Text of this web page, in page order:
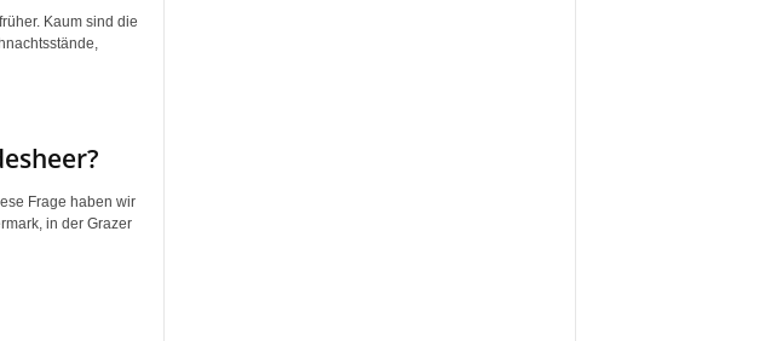
Kaum sind die
Frage haben wir
in der Grazer